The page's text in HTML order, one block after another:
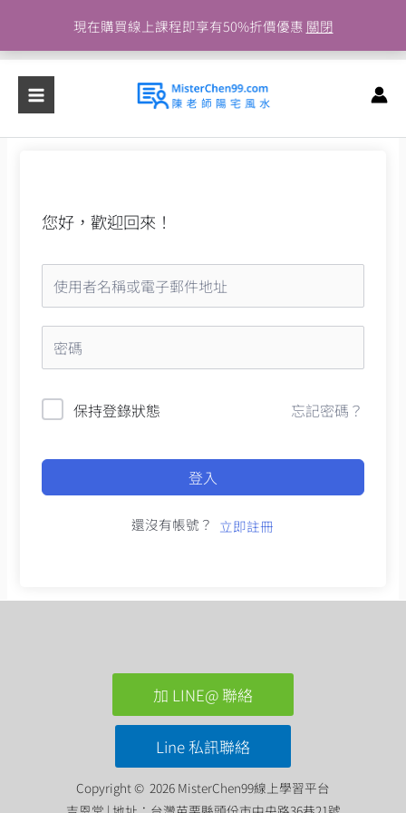
現在購買線上課程即享有50%折價優惠 關閉
主
容
您好，歡迎回來！
保持登錄狀態 忘記密碼？
登入
還沒有帳號？ 立即註冊
加 LINE@ 聯絡
Line 私訊聯絡
Copyright © 2026 MisterChen99線上學習平台